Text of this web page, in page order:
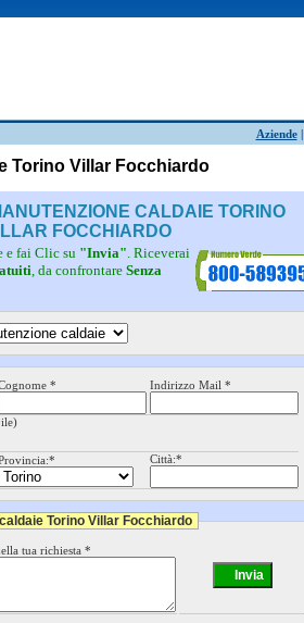
Aziende|
Torino Villar Focchiardo
CALDAIE TORINO
FOCCHIARDO
e fai Clic su "Invia". Riceverai
, da confrontareSenza
* Indirizzo Mail *
Città:*
Torino Villar Focchiardo
tua richiesta *